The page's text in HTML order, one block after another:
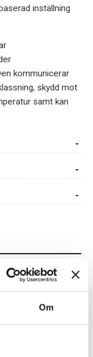
Om
inställning
kommunicerar
skydd mot
samt kan